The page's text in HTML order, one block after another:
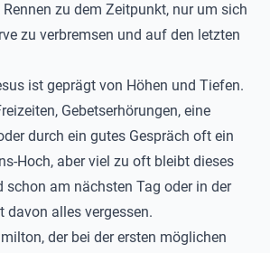
zu dem Zeitpunkt, nur um sich
zu verbremsen und auf den letzten
ist geprägt von Höhen und Tiefen.
Gebetserhörungen, eine
durch ein gutes Gespräch oft ein
Hoch, aber viel zu oft bleibt dieses
schon am nächsten Tag oder in der
davon alles vergessen.
der bei der ersten möglichen